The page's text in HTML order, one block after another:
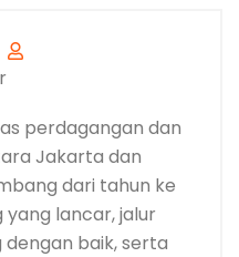
perdagangan dan
Jakarta dan
dari tahun ke
lancar, jalur
baik, serta